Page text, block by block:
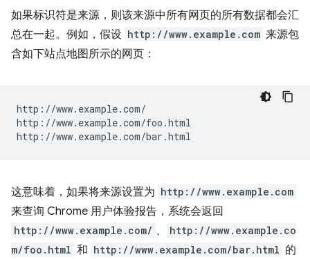
如果标识符是来源，则该来源中所有网页的所有数据都会汇
总在一起。例如，假设 http://www.example.com 来源包
含如下站点地图所示的网页：
http://www.example.com/
http://www.example.com/foo.html
这意味着，如果将来源设置为 http://www.example.com
来查询 Chrome 用户体验报告，系统会返回
http://www.example.com/ 、
http://www.example.co
m/foo.html 和 http://www.example.com/bar.html 的